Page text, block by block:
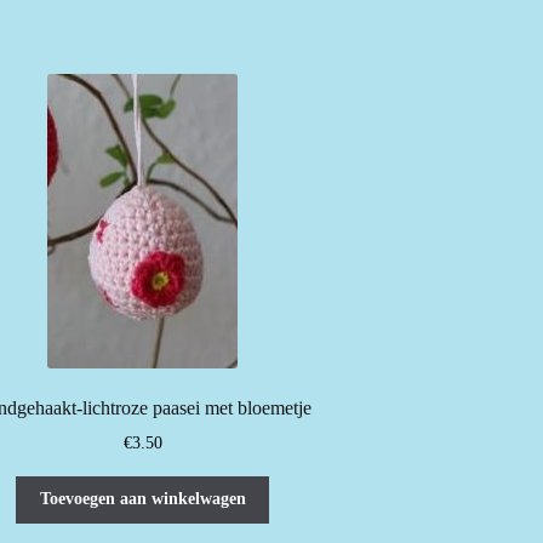
lichtroze paasei met bloemetje
€3.50
Toevoegen aan winkelwagen